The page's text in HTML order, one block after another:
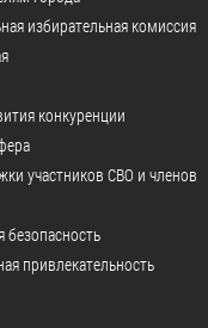
избирательная комиссия
конкуренции
участников СВО и членов
привлекательность